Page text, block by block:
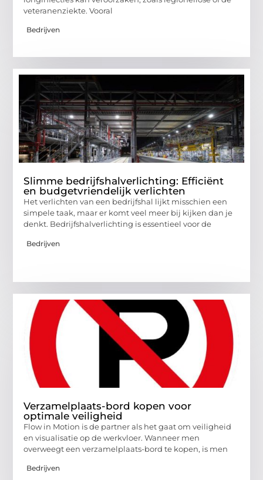
veteranenziekte. Vooral
Bedrijven
Slimme bedrijfshalverlichting: Efficiënt
en budgetvriendelijk verlichten
Het verlichten van een bedrijfshal lijkt misschien een
simpele taak, maar er komt veel meer bij kijken dan je
denkt. Bedrijfshalverlichting is essentieel voor de
Bedrijven
Verzamelplaats-bord kopen voor
optimale veiligheid
Flow in Motion is de partner als het gaat om veiligheid
en visualisatie op de werkvloer. Wanneer men
overweegt een verzamelplaats-bord te kopen, is men
Bedrijven